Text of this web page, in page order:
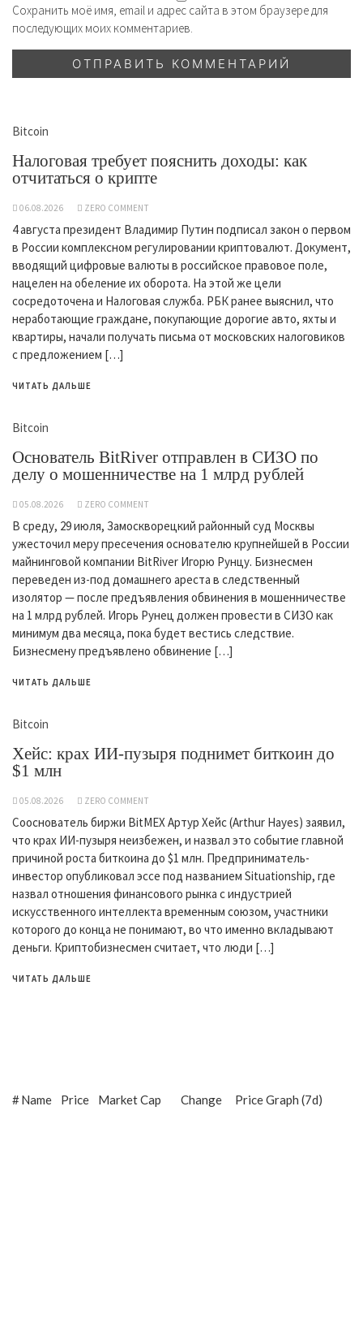
Сохранить моё имя, email и адрес сайта в этом браузере для
последующих моих комментариев.
Bitcoin
Налоговая требует пояснить доходы: как
отчитаться о крипте
06.08.2026 ZERO COMMENT
4 августа президент Владимир Путин подписал закон о первом
в России комплексном регулировании криптовалют. Документ,
вводящий цифровые валюты в российское правовое поле,
нацелен на обеление их оборота. На этой же цели
сосредоточена и Налоговая служба. РБК ранее выяснил, что
неработающие граждане, покупающие дорогие авто, яхты и
квартиры, начали получать письма от московских налоговиков
с предложением […]
ЧИТАТЬ ДАЛЬШЕ
Bitcoin
Основатель BitRiver отправлен в СИЗО по
делу о мошенничестве на 1 млрд рублей
05.08.2026 ZERO COMMENT
В среду, 29 июля, Замоскворецкий районный суд Москвы
ужесточил меру пресечения основателю крупнейшей в России
майнинговой компании BitRiver Игорю Рунцу. Бизнесмен
переведен из-под домашнего ареста в следственный
изолятор — после предъявления обвинения в мошенничестве
на 1 млрд рублей. Игорь Рунец должен провести в СИЗО как
минимум два месяца, пока будет вестись следствие.
Бизнесмену предъявлено обвинение […]
ЧИТАТЬ ДАЛЬШЕ
Bitcoin
Хейс: крах ИИ-пузыря поднимет биткоин до
$1 млн
05.08.2026 ZERO COMMENT
Сооснователь биржи BitMEX Артур Хейс (Arthur Hayes) заявил,
что крах ИИ-пузыря неизбежен, и назвал это событие главной
причиной роста биткоина до $1 млн. Предприниматель-
инвестор опубликовал эссе под названием Situationship, где
назвал отношения финансового рынка с индустрией
искусственного интеллекта временным союзом, участники
которого до конца не понимают, во что именно вкладывают
деньги. Криптобизнесмен считает, что люди […]
ЧИТАТЬ ДАЛЬШЕ
#Name Price Market Cap Change Price Graph (7d)